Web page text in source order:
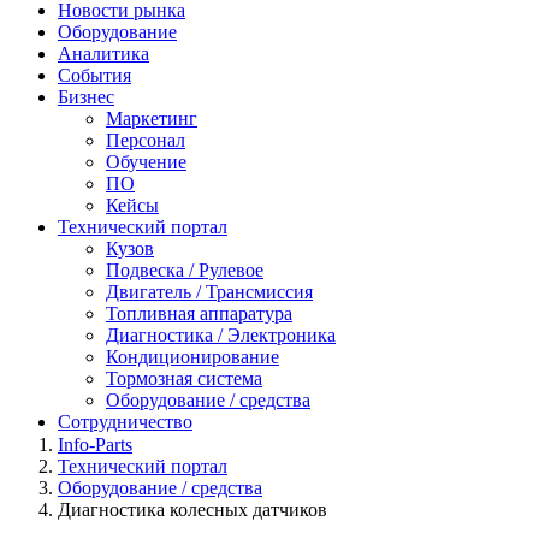
Новости рынка
Оборудование
Аналитика
События
Бизнес
Маркетинг
Персонал
Обучение
ПО
Кейсы
Технический портал
Кузов
Подвеска / Рулевое
Двигатель / Трансмиссия
Топливная аппаратура
Диагностика / Электроника
Кондиционирование
Тормозная система
Оборудование / средства
Сотрудничество
Info-Parts
Технический портал
Оборудование / средства
Диагностика колесных датчиков